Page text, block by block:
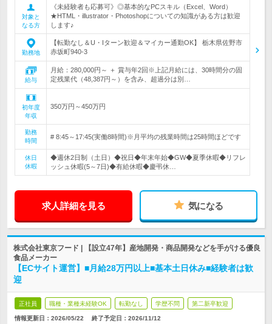
対象と
なる方
《未経験者も応募可》◎基本的なPCスキル（Excel、Word）
★HTML・illustrator・Photoshopについての知識がある方は歓迎
します♪
勤務地
【転勤なし＆U・Iターン歓迎＆マイカー通勤OK】 栃木県佐野市
赤坂町940-3
給与
月給：280,000円～ ＋ 賞与年2回※上記月給には、30時間分の固
定残業代（48,387円～）を含み、超過分は別…
初年度
年収
350万円～450万円
勤務
時間
# 8:45～17:45(実働8時間)※月平均の残業時間は25時間ほどです
休日
休暇
◆週休2日制（土日）◆祝日◆年末年始◆GW◆夏季休暇◆リフレ
ッシュ休暇(5～7日)◆有給休暇◆慶弔休…
求人詳細を見る 気になる
株式会社東京フード | 【設立47年】産地開発・商品開発などを手がける優良
食品メーカー
【ECサイト運営】■月給28万円以上■基本土日休み■経験者は歓
迎
正社員 職種・業種未経験OK 転勤なし 学歴不問 第二新卒歓迎
情報更新日：2026/05/22 終了予定日： 2026/11/12